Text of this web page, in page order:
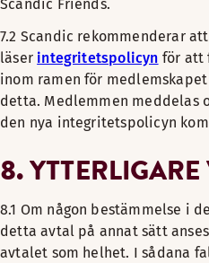
Scandic Friends.
7.2 Scandic rekommenderar
läser integritetspolicyn för att
inom ramen för
detta. Medlemmen meddelas
den nya integritetspolicyn
8.
8.1 Om någon bestämmelse i
detta avtal på annat sätt
avtalet som helhet. I sådana